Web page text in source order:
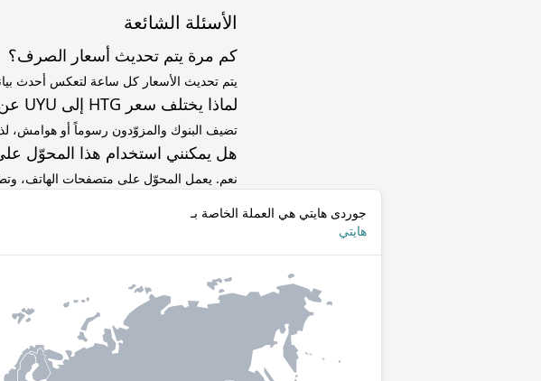
الأسئلة الشائعة
كم مرة يتم تحديث أسعار الصرف؟
يتم تحديث الأسعار كل ساعة لتعكس أحدث
لماذا يختلف سعر HTG إلى UYU عن سعر البنك؟
تضيف البنوك والمزوّدون رسوماً أو هوامش،
هل يمكنني استخدام هذا المحوّل
نعم. يعمل المحوّل على متصفحات الهاتف،
جوردى هايتي هي العملة الخاصة بـ
هايتي